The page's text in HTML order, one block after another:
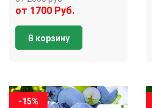
от 1700 Руб.
В корзину
-15%